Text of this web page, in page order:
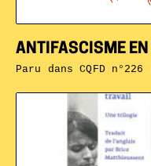
ANTIFASCISME
Paru dansCQFD